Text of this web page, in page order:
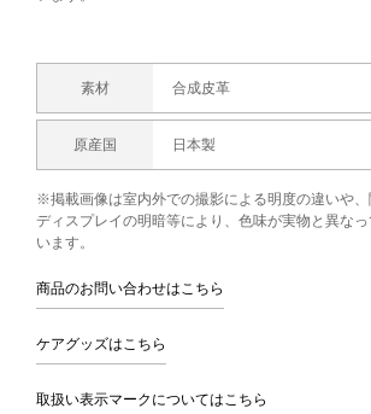
素材 合成皮革
原産国 日本製
※掲載画像は室内外での撮影による明度の違いや
ディスプレイの明暗等により、色味が実物と異な
います。
商品のお問い合わせはこちら
ケアグッズはこちら
取扱い表示マークについてはこちら